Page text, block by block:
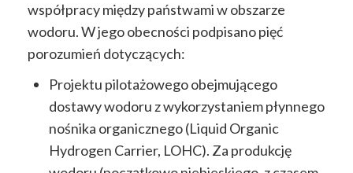
współpracy między państwami w obszarze
wodoru. W jego obecności podpisano pięć
porozumień dotyczących:
Projektu pilotażowego obejmującego
dostawy wodoru z wykorzystaniem płynnego
nośnika organicznego (Liquid Organic
Hydrogen Carrier, LOHC). Za produkcję